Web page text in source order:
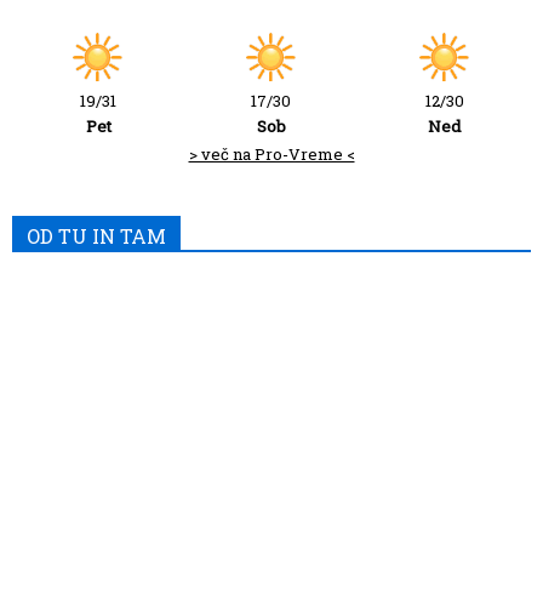
19/31
Pet
17/30
Sob
12/30
Ned
> več na Pro-Vreme <
OD TU IN TAM